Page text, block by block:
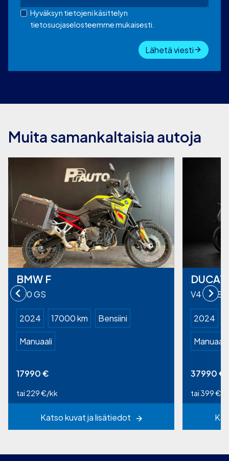
Hyväksyn tietojeni käsittelyn
tietosuojaselosteemme mukaisesti.
Lähetä viesti
Muita samankaltaisia autoja
BMW F
900 GS
2024 17000 km Bensiini
Manuaali
17990€
tai 229 €/kk
Katso kuvat ja lisätiedot
V4 PIKES
2024
Manuaali
37990€
tai 399 €/